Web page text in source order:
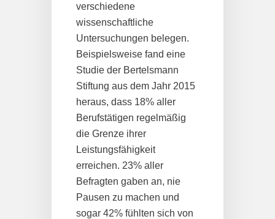
verschiedene
wissenschaftliche
Untersuchungen belegen.
Beispielsweise fand eine
Studie der Bertelsmann
Stiftung aus dem Jahr 2015
heraus, dass 18% aller
Berufstätigen regelmäßig
die Grenze ihrer
Leistungsfähigkeit
erreichen. 23% aller
Befragten gaben an, nie
Pausen zu machen und
sogar 42% fühlten sich von